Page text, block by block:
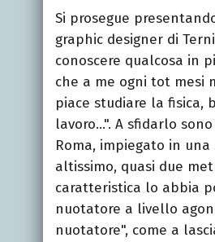
Si prosegue
graphic designer di
conoscere qualcosa in
che a me ogni tot mesi
piace studiare la fisica,
lavoro…". A sfidarlo
Roma, impiegato in
altissimo, quasi due
caratteristica lo abbia
nuotatore a livello
nuotatore", come a